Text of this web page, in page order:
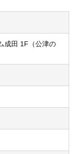
成田 1F（公津の